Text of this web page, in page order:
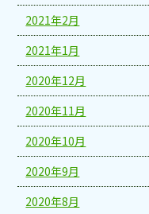
2021年2月
2021年1月
2020年12月
2020年11月
2020年10月
2020年9月
2020年8月